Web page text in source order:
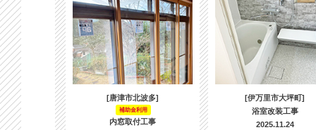
[唐津市北波多]
補助金利用
内窓取付工事
[伊万里市大坪町]
浴室改装工事
2025.11.24